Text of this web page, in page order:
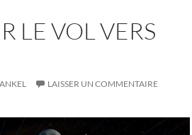
LE VOL VERS
LAISSER UN COMMENTAIRE